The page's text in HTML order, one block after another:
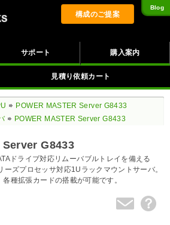
構成のご提案
Blog
サポート 購入案内
見積り依頼カート
POWER MASTER Server G8433
POWER MASTER Server G8433
Server G8433
ドライブ対応リムーバブルトレイを備える
ズプロセッサ対応1Uラックマウントサーバ。
種拡張カードの搭載が可能です。